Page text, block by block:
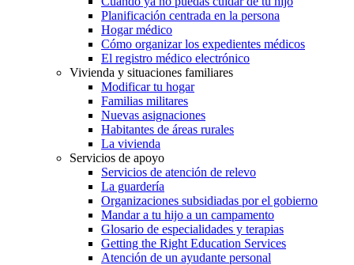
Planificación centrada en la persona
Hogar médico
Cómo organizar los expedientes médicos
El registro médico electrónico
Vivienda y situaciones familiares
Modificar tu hogar
Familias militares
Nuevas asignaciones
Habitantes de áreas rurales
La vivienda
Servicios de apoyo
Servicios de atención de relevo
La guardería
Organizaciones subsidiadas por el gobierno
Mandar a tu hijo a un campamento
Glosario de especialidades y terapias
Getting the Right Education Services
Atención de un ayudante personal